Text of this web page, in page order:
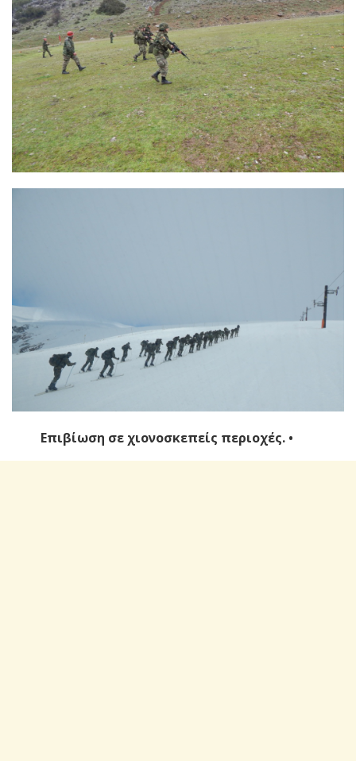
Επιβίωση σε χιονοσκεπείς περιοχές. •